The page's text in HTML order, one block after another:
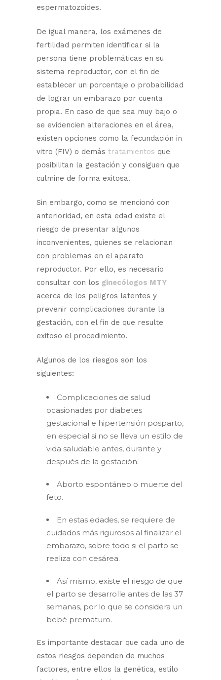
espermatozoides.
De igual manera, los exámenes de
fertilidad permiten identificar si la
persona tiene problemáticas en su
sistema reproductor, con el fin de
establecer un porcentaje o probabilidad
de lograr un embarazo por cuenta
propia. En caso de que sea muy bajo o
se evidencien alteraciones en el área,
existen opciones como la fecundación in
vitro (FIV) o demás tratamientos que
posibilitan la gestación y consiguen que
culmine de forma exitosa.
Sin embargo, como se mencionó con
anterioridad, en esta edad existe el
riesgo de presentar algunos
inconvenientes, quienes se relacionan
con problemas en el aparato
reproductor. Por ello, es necesario
consultar con los ginecólogos MTY
acerca de los peligros latentes y
prevenir complicaciones durante la
gestación, con el fin de que resulte
exitoso el procedimiento.
Algunos de los riesgos son los
siguientes:
Complicaciones de salud
ocasionadas por diabetes
gestacional e hipertensión posparto,
en especial si no se lleva un estilo de
vida saludable antes, durante y
después de la gestación.
Aborto espontáneo o muerte del
feto.
En estas edades, se requiere de
cuidados más rigurosos al finalizar el
embarazo, sobre todo si el parto se
realiza con cesárea.
Así mismo, existe el riesgo de que
el parto se desarrolle antes de las 37
semanas, por lo que se considera un
bebé prematuro.
Es importante destacar que cada uno de
estos riesgos dependen de muchos
factores, entre ellos la genética, estilo